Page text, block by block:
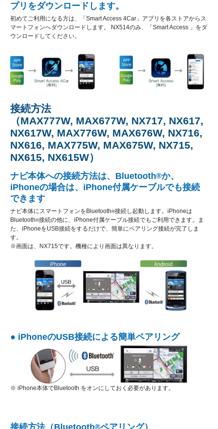
プリをダウンロードします。
初めてご利用になる方は、「Smart Access 4Car」アプリを各ストアからス
マートフォンへダウンロードします。 NX514のみ、「Smart Access 」をダ
ウンロードしてください。
接続方法
（MAX777W, MAX677W, NX717, NX617,
NX617W, MAX776W, MAX676W, NX716,
NX616, MAX775W, MAX675W, NX715,
NX615, NX615W）
ナビ本体への接続方法は、Bluetooth®か、
iPhoneの場合は、iPhone付属ケーブルでも接続
できます
ナビ本体にスマートフォンをBluetooth®接続し起動します。iPhoneは
Bluetooth®接続の他に、iPhone付属ケーブル接続でもご利用できます。ま
た、iPhoneをUSB接続をするだけで、簡単にペアリング接続が完了しま
す。
※画面は、NX715です。機種により画面は異なります。
● iPhoneのUSB接続による簡単ペアリング
※ iPhone本体でBluetooth をオンにしておく必要があります。
®